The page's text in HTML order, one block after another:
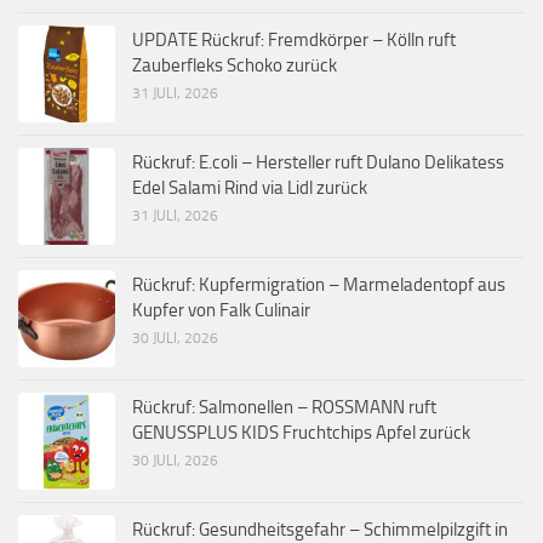
UPDATE Rückruf: Fremdkörper – Kölln ruft
Zauberfleks Schoko zurück
31 JULI, 2026
Rückruf: E.coli – Hersteller ruft Dulano Delikatess
Edel Salami Rind via Lidl zurück
31 JULI, 2026
Rückruf: Kupfermigration – Marmeladentopf aus
Kupfer von Falk Culinair
30 JULI, 2026
Rückruf: Salmonellen – ROSSMANN ruft
GENUSSPLUS KIDS Fruchtchips Apfel zurück
30 JULI, 2026
Rückruf: Gesundheitsgefahr – Schimmelpilzgift in